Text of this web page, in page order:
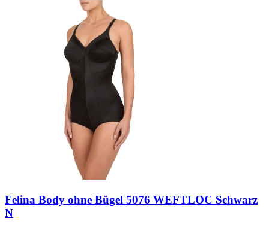
Felina Body ohne Bügel 5076 WEFTLOC Schwarz
N